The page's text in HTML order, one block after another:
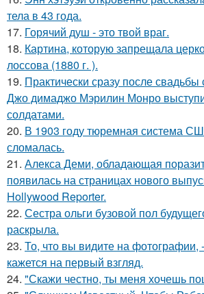
тела в 43 года.
17. Горячий душ - это твой враг.
18. Картина, которую запрещала
лоссова (1880 г. ).
19. Практически сразу после свадьбы
Джо димаджо Мэрилин Монро
солдатами.
20. В 1903 году тюремная система
сломалась.
21. Алекса Деми, обладающая
появилась на страницах нового
Hollywood Reporter.
22. Сестра ольги бузовой пол
раскрыла.
23. То, что вы видите на фотографии,
кажется на первый взгляд.
24. "Скажи честно, ты меня хочешь